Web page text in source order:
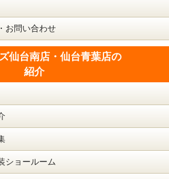
お問い合わせ
仙台南店・仙台青葉店の
紹介
ショールーム